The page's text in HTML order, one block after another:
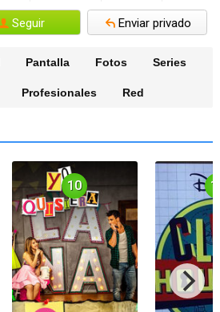
Seguir Enviar privado
Pantalla Fotos Series
Profesionales Red
10